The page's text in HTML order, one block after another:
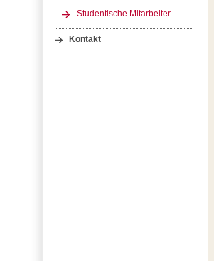
Studentische Mitarbeiter
Kontakt